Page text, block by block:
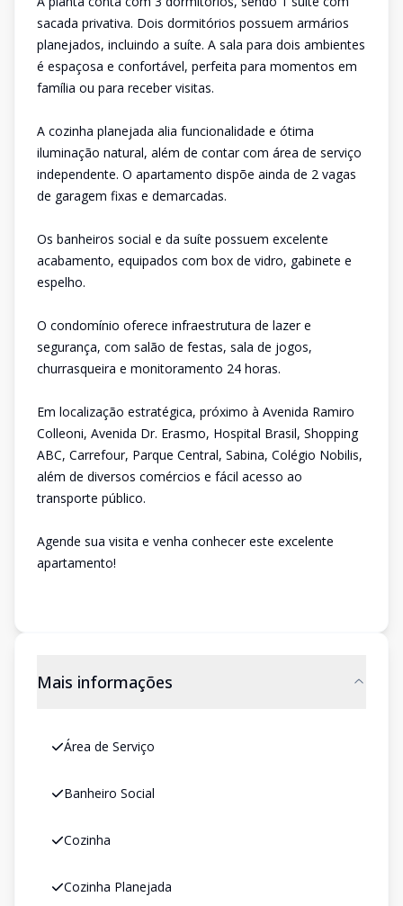
sacada privativa. Dois dormitórios possuem armários
planejados, incluindo a suíte. A sala para dois ambientes
é espaçosa e confortável, perfeita para momentos em
família ou para receber visitas.
A cozinha planejada alia funcionalidade e ótima
iluminação natural, além de contar com área de serviço
independente. O apartamento dispõe ainda de 2 vagas
de garagem fixas e demarcadas.
Os banheiros social e da suíte possuem excelente
acabamento, equipados com box de vidro, gabinete e
espelho.
O condomínio oferece infraestrutura de lazer e
segurança, com salão de festas, sala de jogos,
churrasqueira e monitoramento 24 horas.
Em localização estratégica, próximo à Avenida Ramiro
Colleoni, Avenida Dr. Erasmo, Hospital Brasil, Shopping
ABC, Carrefour, Parque Central, Sabina, Colégio Nobilis,
além de diversos comércios e fácil acesso ao
transporte público.
Agende sua visita e venha conhecer este excelente
apartamento!
Mais informações
Área de Serviço
Banheiro Social
Cozinha
Cozinha Planejada